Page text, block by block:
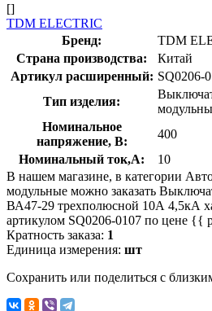
[]
TDM ELECTRIC
Бренд:
TDM
Страна производства:
Китай
Артикул расширенный: SQ0206-
Тип изделия:
Номинальное
напряжение, В:
400
Номинальный ток,А:
10
В нашем магазине, в категории
модульные можно заказать
ВА47-29 трехполюсной 10А 4,5кА
артикулом SQ0206-0107 по цене {{
Кратность заказа: 1
Единица измерения: шт
Сохранить или поделиться с